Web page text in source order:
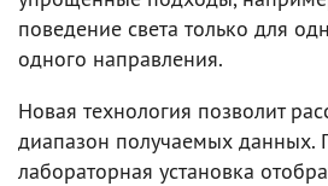
поведение света только для
одного направления.
Новая технология позволит
диапазон получаемых данных.
лабораторная установка